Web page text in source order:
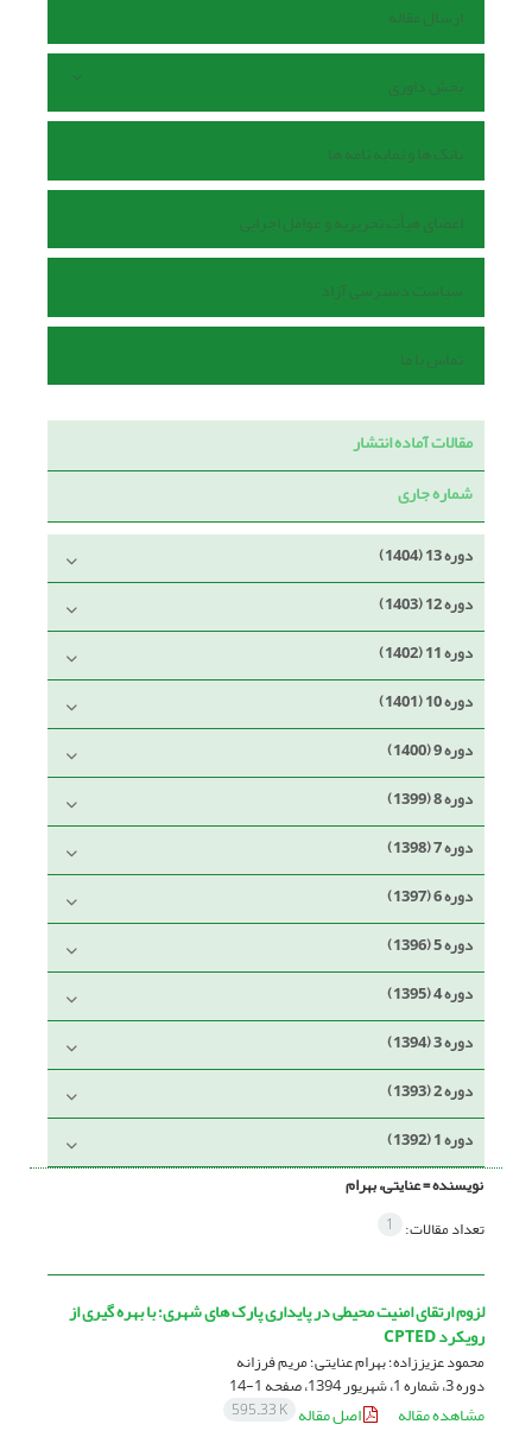
ارسال مقاله
بخش داوری
بانک ها و نمایه نامه ها
اعضای هیأت تحریریه و عوامل اجرایی
سیاست دسترسی آزاد
تماس با ما
مقالات آماده انتشار
شماره جاری
دوره 13 (1404)
دوره 12 (1403)
دوره 11 (1402)
دوره 10 (1401)
دوره 9 (1400)
دوره 8 (1399)
دوره 7 (1398)
دوره 6 (1397)
دوره 5 (1396)
دوره 4 (1395)
دوره 3 (1394)
دوره 2 (1393)
دوره 1 (1392)
نویسنده =عنایتی، بهرام
تعداد مقالات: 1
لزوم ارتقای امنیت محیطی در پایداری پارک های شهری؛ با بهره گیری از
رویکرد CPTED
محمود عزیززاده؛ بهرام عنایتی؛ مریم فرزانه
دوره 3، شماره 1، شهریور 1394، صفحه 1-14
مشاهده مقاله اصل مقاله 595.33 K